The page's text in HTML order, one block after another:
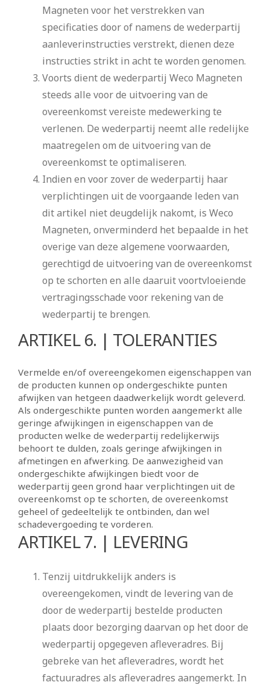
Magneten voor het verstrekken van
specificaties door of namens de wederpartij
aanleverinstructies verstrekt, dienen deze
instructies strikt in acht te worden genomen.
Voorts dient de wederpartij Weco Magneten
steeds alle voor de uitvoering van de
overeenkomst vereiste medewerking te
verlenen. De wederpartij neemt alle redelijke
maatregelen om de uitvoering van de
overeenkomst te optimaliseren.
Indien en voor zover de wederpartij haar
verplichtingen uit de voorgaande leden van
dit artikel niet deugdelijk nakomt, is Weco
Magneten, onverminderd het bepaalde in het
overige van deze algemene voorwaarden,
gerechtigd de uitvoering van de overeenkomst
op te schorten en alle daaruit voortvloeiende
vertragingsschade voor rekening van de
wederpartij te brengen.
ARTIKEL 6. | TOLERANTIES
Vermelde en/of overeengekomen eigenschappen van
de producten kunnen op ondergeschikte punten
afwijken van hetgeen daadwerkelijk wordt geleverd.
Als ondergeschikte punten worden aangemerkt alle
geringe afwijkingen in eigenschappen van de
producten welke de wederpartij redelijkerwijs
behoort te dulden, zoals geringe afwijkingen in
afmetingen en afwerking. De aanwezigheid van
ondergeschikte afwijkingen biedt voor de
wederpartij geen grond haar verplichtingen uit de
overeenkomst op te schorten, de overeenkomst
geheel of gedeeltelijk te ontbinden, dan wel
schadevergoeding te vorderen.
ARTIKEL 7. | LEVERING
Tenzij uitdrukkelijk anders is
overeengekomen, vindt de levering van de
door de wederpartij bestelde producten
plaats door bezorging daarvan op het door de
wederpartij opgegeven afleveradres. Bij
gebreke van het afleveradres, wordt het
factuuradres als afleveradres aangemerkt. In